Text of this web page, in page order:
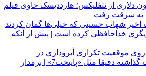
۱۰۵ میلیون دلاری از نتفلیکس؛ هارددیسک حاوی فیلم
به سرقت رفت
اخیر شهاب حسینی که خیلی‌ها گمان کردند
خداحافظی کرده است | پیش از آنکه
موقعیت تکراری آبروداری در
خواستگاری دست گذاشته دقیقا مثل «پایتخت7» | برمدار